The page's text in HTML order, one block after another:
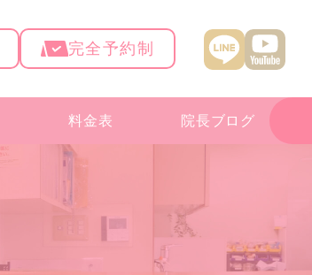
完全予約制
料金表 院長ブログ